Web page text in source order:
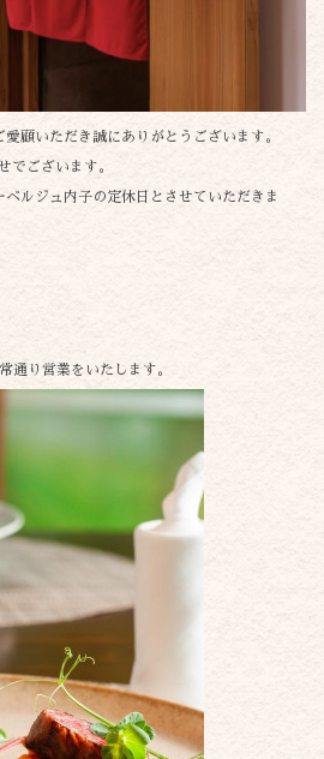
顧いただき誠にありがとうございます。
でございます。
ルジュ内子の定休日とさせていただきま
り営業をいたします。